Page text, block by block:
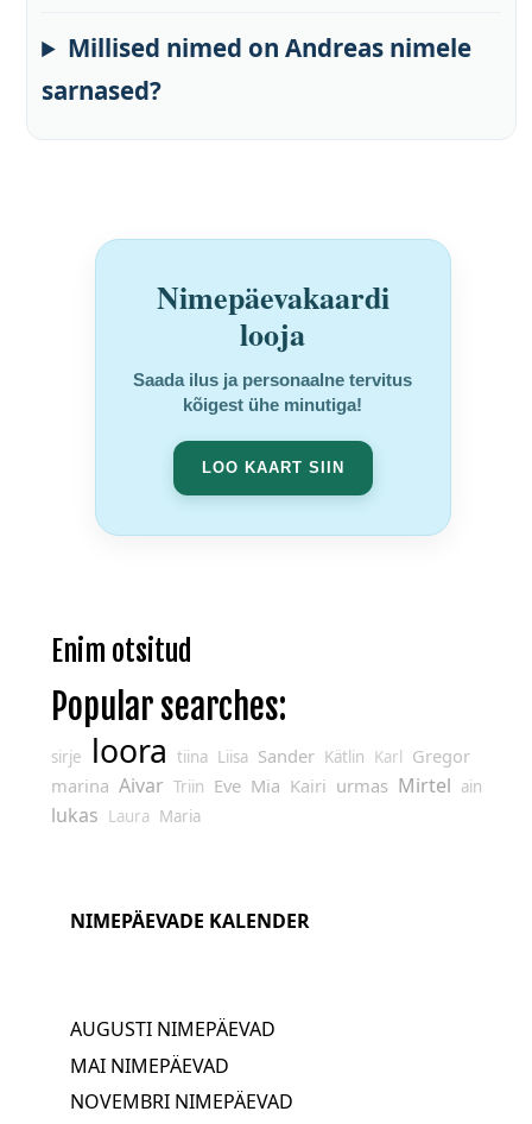
Millised nimed on Andreas nimele
sarnased?
Nimepäevakaardi
looja
Saada ilus ja personaalne tervitus
kõigest ühe minutiga!
LOO KAART SIIN
Enim otsitud
Popular searches:
sirje loora tiina Liisa Sander Kätlin Karl Gregor
marina Aivar Triin Eve Mia Kairi urmas Mirtel ain
lukas Laura Maria
NIMEPÄEVADE KALENDER
AUGUSTI NIMEPÄEVAD
MAI NIMEPÄEVAD
NOVEMBRI NIMEPÄEVAD